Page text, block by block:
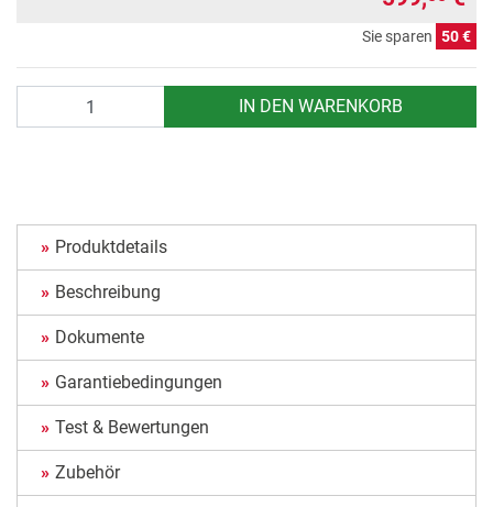
Sie sparen 50 €
IN DEN WARENKORB
Produktdetails
Beschreibung
Dokumente
Garantiebedingungen
Test & Bewertungen
Zubehör